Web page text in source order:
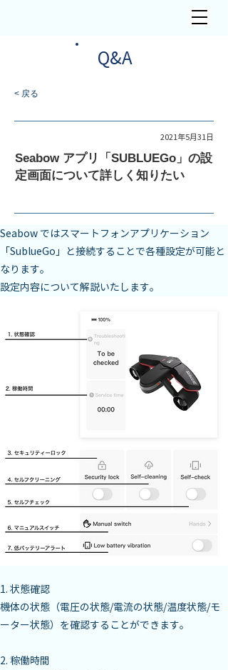
​Q&A
< 戻る
2021年5月31日
Seabow アプリ「SUBLUEGo」の設
定画面について詳しく知りたい
Seabow ではスマートフォンアプリケーション
「SublueGo」と接続することで各種設定が可能と
なります。
設定内容について解説いたします。
1. 状態確認
機体の状態（電圧の状態/電流の状態/温度状態/モ
ーター状態）を確認することができます。
2. 稼働時間